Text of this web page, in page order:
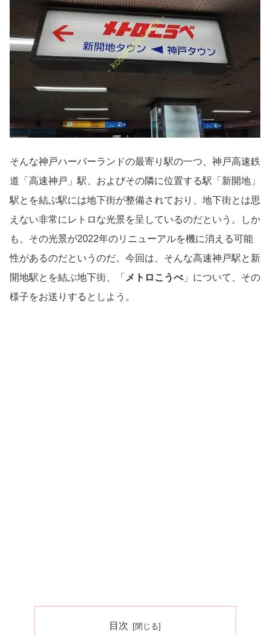
そんな神戸ハーバーランドの最寄り駅の一つ、神戸高速鉄
道「高速神戸」駅、およびその隣に位置する駅「新開地」
駅とを結ぶ駅には地下街が整備されており、地下街とは思
えない非常にレトロな光景を呈しているのだという。しか
も、その光景が2022年のリニューアルを機に消える可能
性があるのだというのだ。今回は、そんな高速神戸駅と新
開地駅とを結ぶ地下街、「 メトロこうべ」について、その
様子をお送りするとしよう。
目次